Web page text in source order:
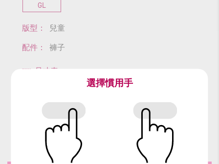
GL
版型： 兒童
配件： 褲子
尺寸表
選擇慣用手